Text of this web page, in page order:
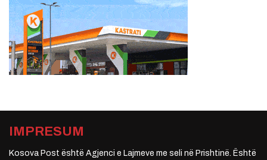
IMPRESUM
Kosova Post është Agjenci e Lajmeve me seli në Prishtinë. Është